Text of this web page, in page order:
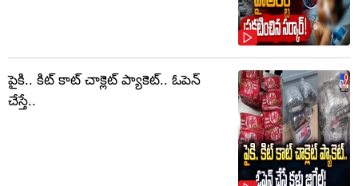
పైకి.. కిట్‌ కాట్‌ చాక్లెట్ ప్యాకెట్‌.. ఓపెన్‌
చేస్తే..